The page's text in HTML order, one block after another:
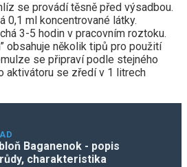
se provádí těsně před výsadbou.
0,1 ml koncentrované látky.
3-5 hodin v pracovním roztoku.
obsahuje několik tipů pro použití
se připraví podle stejného
aktivátoru se zředí v 1 litrech
Baganenok - popis
charakteristika